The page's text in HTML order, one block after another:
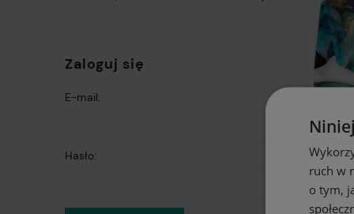
Zaloguj się
E-mail:
Hasło:
ruch w
o tym,